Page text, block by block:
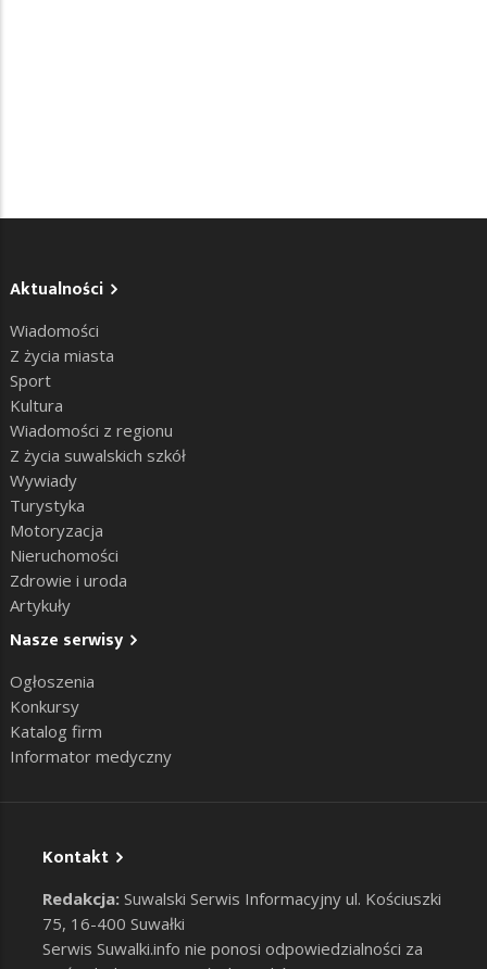
Aktualności
Wiadomości
Z życia miasta
Sport
Kultura
Wiadomości z regionu
Z życia suwalskich szkół
Wywiady
Turystyka
Motoryzacja
Nieruchomości
Zdrowie i uroda
Artykuły
Nasze serwisy
Ogłoszenia
Konkursy
Katalog firm
Informator medyczny
Kontakt
Redakcja: Suwalski Serwis Informacyjny ul. Kościuszki
75, 16-400 Suwałki
Serwis Suwalki.info nie ponosi odpowiedzialności za